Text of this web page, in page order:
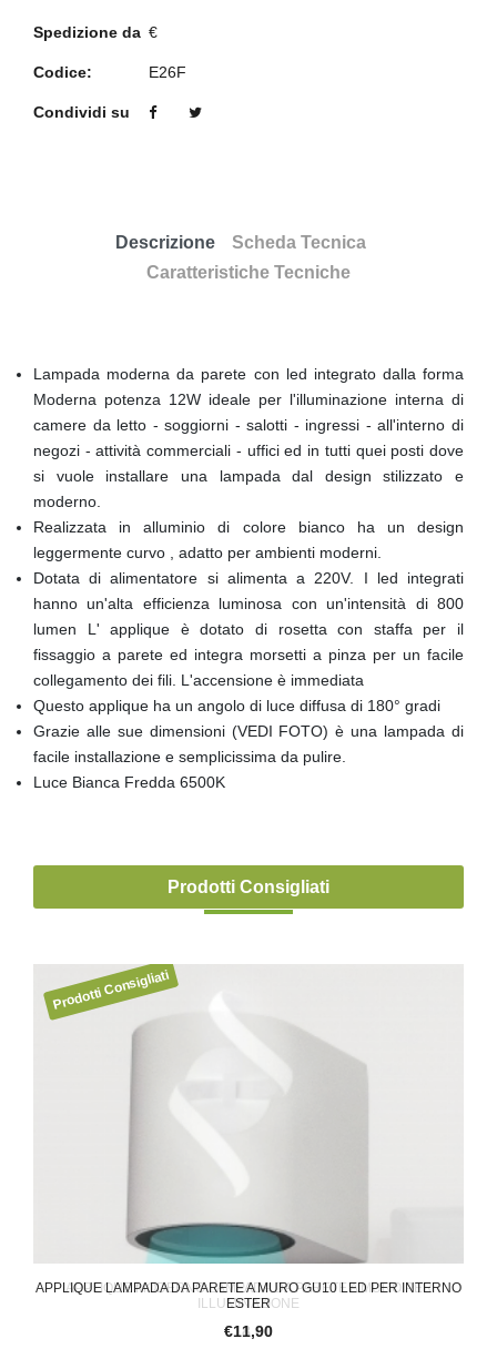
Spedizione da €
Codice: E26F
Condividi su
Descrizione
Scheda Tecnica
Caratteristiche Tecniche
Lampada moderna da parete con led integrato dalla forma
Moderna potenza 12W ideale per l'illuminazione interna di
camere da letto - soggiorni - salotti - ingressi - all'interno di
negozi - attività commerciali - uffici ed in tutti quei posti dove
si vuole installare una lampada dal design stilizzato e
moderno.
Realizzata in alluminio di colore bianco ha un design
leggermente curvo , adatto per ambienti moderni.
Dotata di alimentatore si alimenta a 220V. I led integrati
hanno un'alta efficienza luminosa con un'intensità di 800
lumen L' applique è dotato di rosetta con staffa per il
fissaggio a parete ed integra morsetti a pinza per un facile
collegamento dei fili. L'accensione è immediata
Questo applique ha un angolo di luce diffusa di 180° gradi
Grazie alle sue dimensioni (VEDI FOTO) è una lampada di
facile installazione e semplicissima da pulire.
Luce Bianca Fredda 6500K
Prodotti Consigliati
APPLIQUE MODERNO LAMPADA DA PARETE A MURO PER
ILLUMINAZIONE
€18,00
APPLIQUE LAMPADA DA PARETE A MURO GU10 LED PER INTERNO
ESTER
€11,90